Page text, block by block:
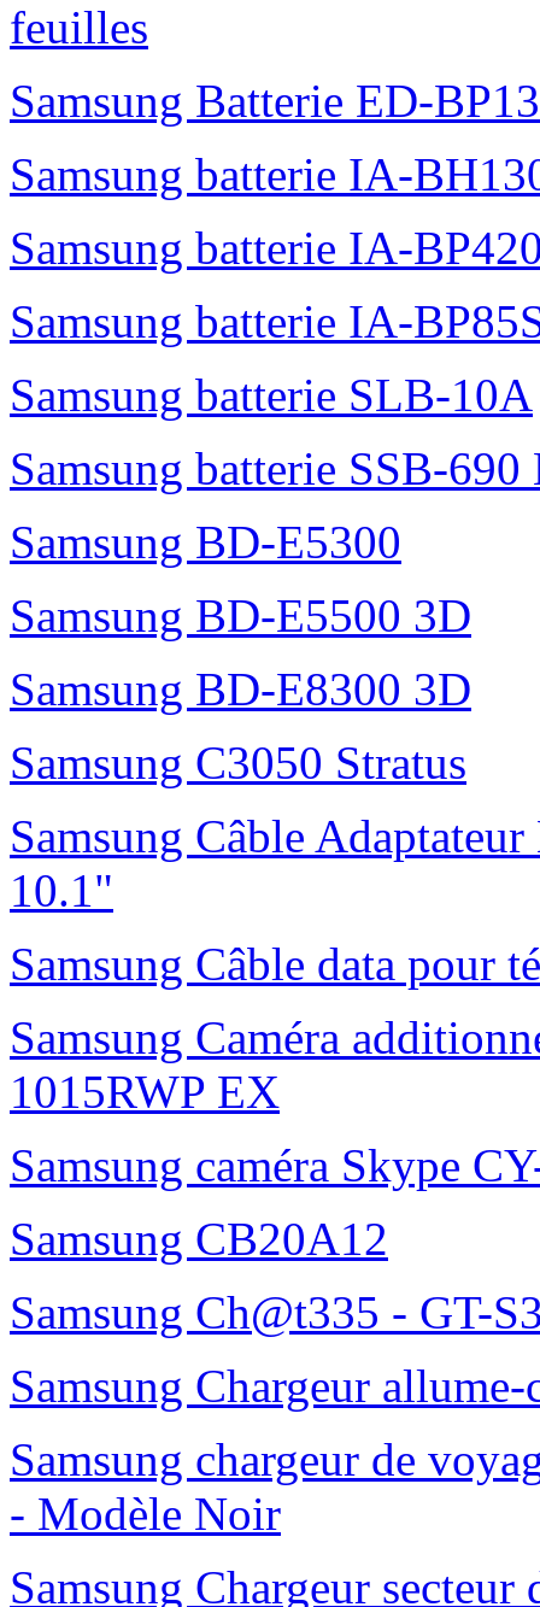
feuilles
Samsung Batterie ED-
Samsung batterie IA-
Samsung batterie IA-
Samsung batterie IA-
Samsung batterie SLB-10A
Samsung batterie SSB-690
Samsung BD-E5300
Samsung BD-E5500 3D
Samsung BD-E8300 3D
Samsung C3050 Stratus
Samsung Câble
10.1"
Samsung Câble data pour
Samsung Caméra
1015RWP EX
Samsung caméra Skype
Samsung CB20A12
Samsung Ch@t335 - GT-
Samsung Chargeur
Samsung chargeur de
- Modèle Noir
Samsung Chargeur